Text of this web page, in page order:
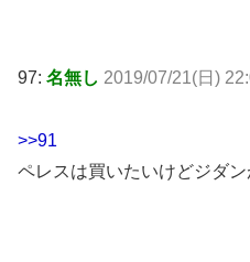
97: 名無し 2019/07/21(日)
>>91
ペレスは買いたいけどジダ